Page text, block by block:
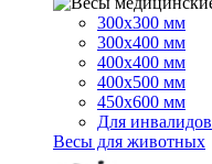
300х300 мм
300х400 мм
400х400 мм
400х500 мм
450х600 мм
Для инвалидов
Весы для животных